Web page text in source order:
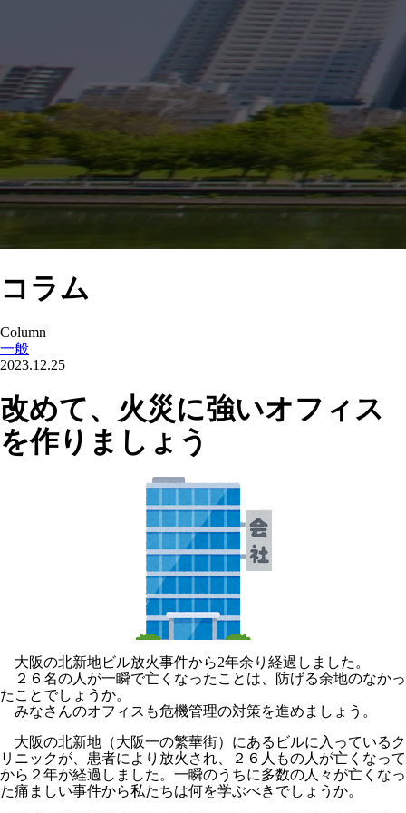
コラム
Column
一般
2023.12.25
改めて、火災に強いオフィス
を作りましょう
大阪の北新地ビル放火事件から2年余り経過しました。
２６名の人が一瞬で亡くなったことは、防げる余地のなかっ
たことでしょうか。
みなさんのオフィスも危機管理の対策を進めましょう。
大阪の北新地（大阪一の繁華街）にあるビルに入っているク
リニックが、患者により放火され、２６人もの人が亡くなって
から２年が経過しました。一瞬のうちに多数の人々が亡くなっ
た痛ましい事件から私たちは何を学ぶべきでしょうか。